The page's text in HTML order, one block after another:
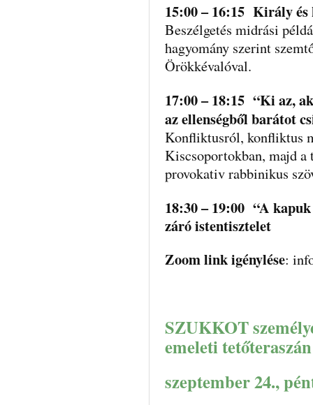
15:00 – 16:15 Király
Beszélgetés midrási
hagyomány szerint
Örökkévalóval.
17:00 – 18:15 “Ki az,
az ellenségből barátot
Konfliktusról, konfliktus
Kiscsoportokban, majd
provokativ rabbinikus
18:30 – 19:00 “A
záró istentisztelet
Zoom link igénylése:
SZUKKOT
emeleti tetőteraszán
szeptember 24.,